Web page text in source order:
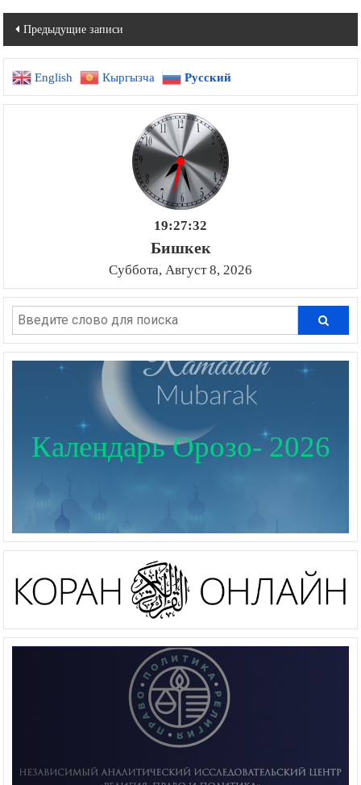
Навигация
по
записям
Предыдущие записи
English Кыргызча Русский
19:27:34
Бишкек
Суббота, Август 8, 2026
Календарь Орозо- 2026